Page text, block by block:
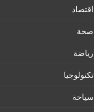
اقتصاد
صحة
رياضة
تكنولوجيا
سياحة